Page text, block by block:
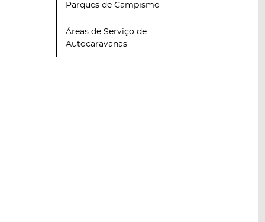
Parques de Campismo
Áreas de Serviço de
Autocaravanas